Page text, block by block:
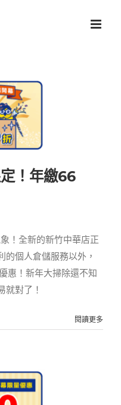
定！年繳66
！全新的新竹中華店正
的個人倉儲服務以外，
惠！新年大掃除還不知
就對了！
閱讀更多